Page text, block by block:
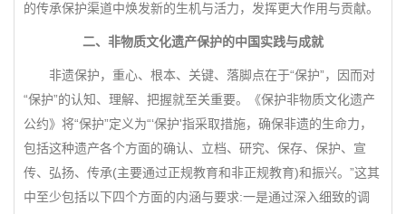
的传承保护渠道中焕发新的生机与活力，发挥更大作用与贡献。
二、非物质文化遗产保护的中国实践与成就
非遗保护，重心、根本、关键、落脚点在于“保护”，因而对
“保护”的认知、理解、把握就至关重要。《保护非物质文化遗产
公约》将“保护”定义为“‘保护'指采取措施，确保非遗的生命力，
包括这种遗产各个方面的确认、立档、研究、保存、保护、宣
传、弘扬、传承(主要通过正规教育和非正规教育)和振兴。”这其
中至少包括以下四个方面的内涵与要求:一是通过深入细致的调